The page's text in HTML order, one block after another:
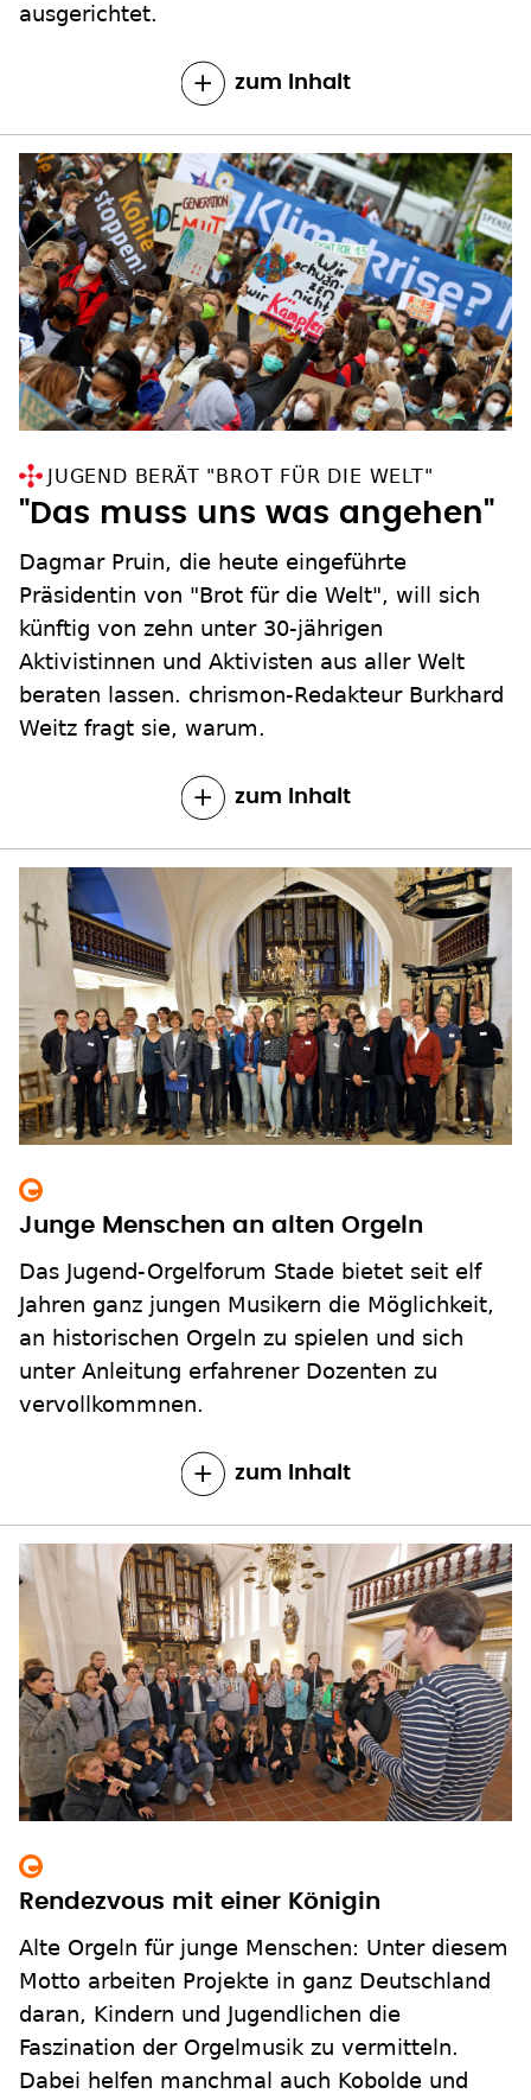
ausgerichtet.
zum Inhalt
JUGEND BERÄT "BROT FÜR DIE WELT"
"Das muss uns was angehen"
Dagmar Pruin, die heute eingeführte
Präsidentin von "Brot für die Welt", will sich
künftig von zehn unter 30-jährigen
Aktivistinnen und Aktivisten aus aller Welt
beraten lassen. chrismon-Redakteur Burkhard
Weitz fragt sie, warum.
zum Inhalt
Junge Menschen an alten Orgeln
Das Jugend-Orgelforum Stade bietet seit elf
Jahren ganz jungen Musikern die Möglichkeit,
an historischen Orgeln zu spielen und sich
unter Anleitung erfahrener Dozenten zu
vervollkommnen.
zum Inhalt
Rendezvous mit einer Königin
Alte Orgeln für junge Menschen: Unter diesem
Motto arbeiten Projekte in ganz Deutschland
daran, Kindern und Jugendlichen die
Faszination der Orgelmusik zu vermitteln.
Dabei helfen manchmal auch Kobolde und